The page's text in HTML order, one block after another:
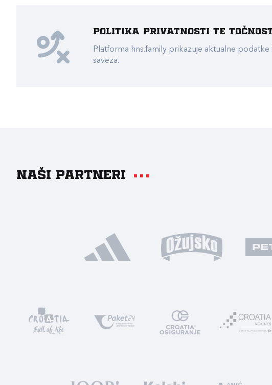
Politika privatnosti te
Platforma hns.family prikazuje aktualne
saveza.
Naši partneri